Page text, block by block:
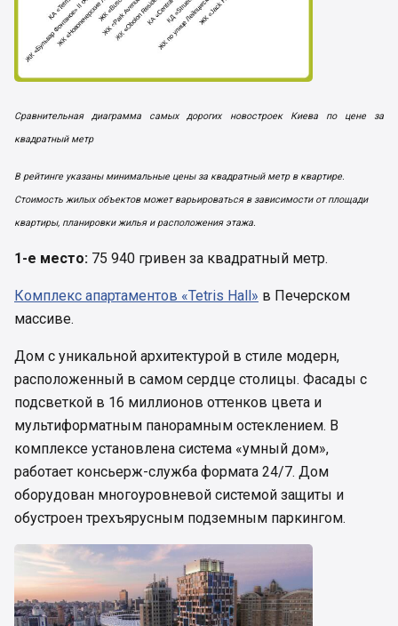
Сравнительная диаграмма самых дорогих новостроек Киева по цене за
квадратный метр
В рейтинге указаны минимальные цены за квадратный метр в квартире.
Стоимость жилых объектов может варьироваться в зависимости от площади
квартиры, планировки жилья и расположения этажа.
1-е место: 75 940 гривен за квадратный метр.
Комплекс апартаментов «Tetris Hall» в Печерском
массиве.
Дом с уникальной архитектурой в стиле модерн,
расположенный в самом сердце столицы. Фасады с
подсветкой в 16 миллионов оттенков цвета и
мультиформатным панорамным остеклением. В
комплексе установлена система «умный дом»,
работает консьерж-служба формата 24/7. Дом
оборудован многоуровневой системой защиты и
обустроен трехъярусным подземным паркингом.